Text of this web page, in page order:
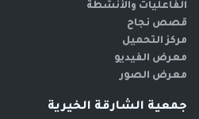
الفاعليات والأنشطة
قصص نجاح
مركز التحميل
معرض الفيديو
معرض الصور
جمعية الشارقة الخيرية